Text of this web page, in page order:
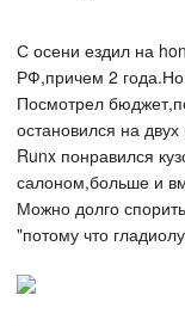
С осени ездил на
РФ,причем 2 года.Но
Посмотрел
остановился на
Runx понравился
салоном,больше и
Можно долго
"потому что